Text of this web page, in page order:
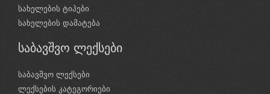
სახელების ტიპები
სახელების დამატება
საბავშვო ლექსები
საბავშვო ლექსები
ლექსების კატეგორიები